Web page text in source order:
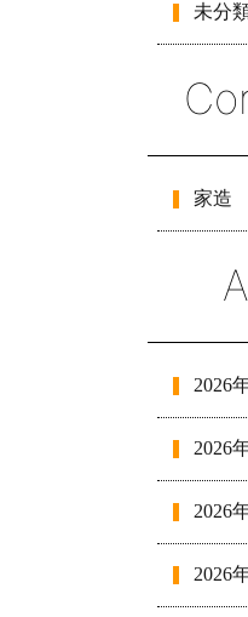
未分
家造
2026
2026
2026
2026